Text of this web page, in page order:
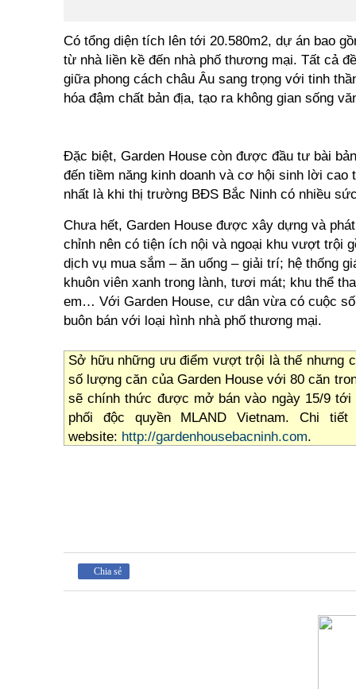
Có tổng diện tích lên tới 20.580m2, dự án bao
từ nhà liền kề đến nhà phố thương mại. Tất cả
giữa phong cách châu Âu sang trọng với tinh
hóa đậm chất bản địa, tạo ra không gian sống
Đặc biệt, Garden House còn được đầu tư bài
đến tiềm năng kinh doanh và cơ hội sinh lời
nhất là khi thị trường BĐS Bắc Ninh có nhiều
Chưa hết, Garden House được xây dựng và
chỉnh nên có tiện ích nội và ngoại khu vượt trội
dịch vụ mua sắm – ăn uống – giải trí; hệ thống
khuôn viên xanh trong lành, tươi mát; khu thể
em… Với Garden House, cư dân vừa có cuộc
buôn bán với loại hình nhà phố thương mại.
Sở hữu những ưu điểm vượt trội là thế nhưng
số lượng căn của Garden House với 80 căn
sẽ chính thức được mở bán vào ngày 15/9
phối độc quyền MLAND Vietnam. Chi
website: http://gardenhousebacninh.com.
Chia sẻ